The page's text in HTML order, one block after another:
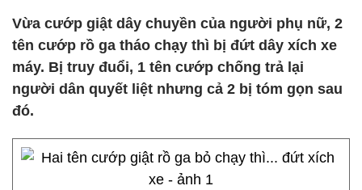
Vừa cướp giật dây chuyền của người phụ nữ, 2
tên cướp rồ ga tháo chạy thì bị đứt dây xích xe
máy. Bị truy đuổi, 1 tên cướp chống trả lại
người dân quyết liệt nhưng cả 2 bị tóm gọn sau
đó.